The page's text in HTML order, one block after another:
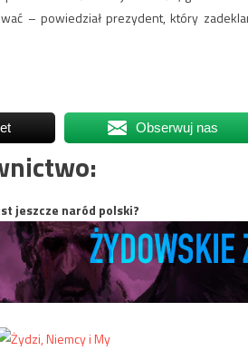
– powiedział prezydent, który
Obserwuj nas
jeszcze naród polski?